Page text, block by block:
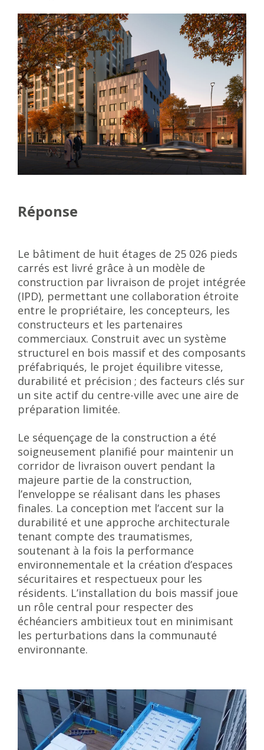
Réponse
Le bâtiment de huit étages de 25 026 pieds
carrés est livré grâce à un modèle de
construction par livraison de projet intégrée
(IPD), permettant une collaboration étroite
entre le propriétaire, les concepteurs, les
constructeurs et les partenaires
commerciaux. Construit avec un système
structurel en bois massif et des composants
préfabriqués, le projet équilibre vitesse,
durabilité et précision ; des facteurs clés sur
un site actif du centre-ville avec une aire de
préparation limitée.
Le séquençage de la construction a été
soigneusement planifié pour maintenir un
corridor de livraison ouvert pendant la
majeure partie de la construction,
l’enveloppe se réalisant dans les phases
finales. La conception met l’accent sur la
durabilité et une approche architecturale
tenant compte des traumatismes,
soutenant à la fois la performance
environnementale et la création d’espaces
sécuritaires et respectueux pour les
résidents. L’installation du bois massif joue
un rôle central pour respecter des
échéanciers ambitieux tout en minimisant
les perturbations dans la communauté
environnante.